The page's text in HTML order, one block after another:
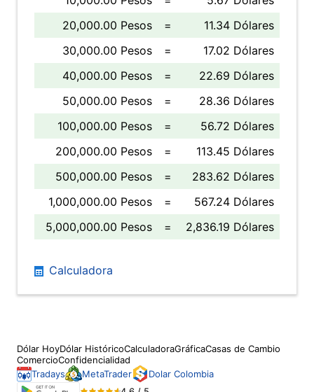
20,000.00 Pesos
=
11.34 Dólares
30,000.00 Pesos
=
17.02 Dólares
40,000.00 Pesos
=
22.69 Dólares
50,000.00 Pesos
=
28.36 Dólares
100,000.00 Pesos
=
56.72 Dólares
200,000.00 Pesos
=
113.45 Dólares
500,000.00 Pesos
=
283.62 Dólares
1,000,000.00 Pesos
=
567.24 Dólares
5,000,000.00 Pesos
= 2,836.19 Dólares
Calculadora
Dólar HoyDólar HistóricoCalculadoraGráficaCasas de Cambio
ComercioConfidencialidad
Tradays
MetaTrader
Dolar Colombia